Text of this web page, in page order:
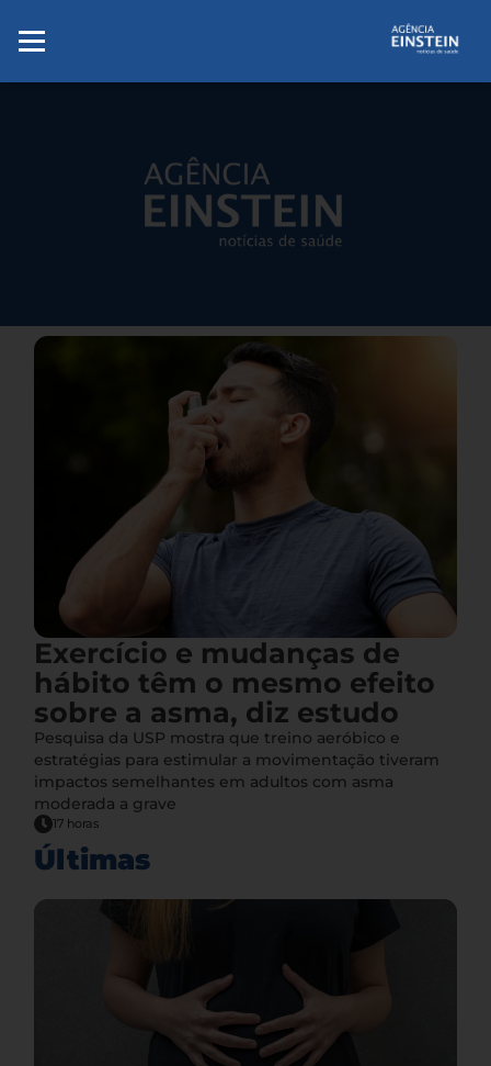
Exercício e mudanças de
hábito têm o mesmo efeito
sobre a asma, diz estudo
Pesquisa da USP mostra que treino aeróbico e
estratégias para estimular a movimentação tiveram
impactos semelhantes em adultos com asma
moderada a grave
17 horas
Últimas